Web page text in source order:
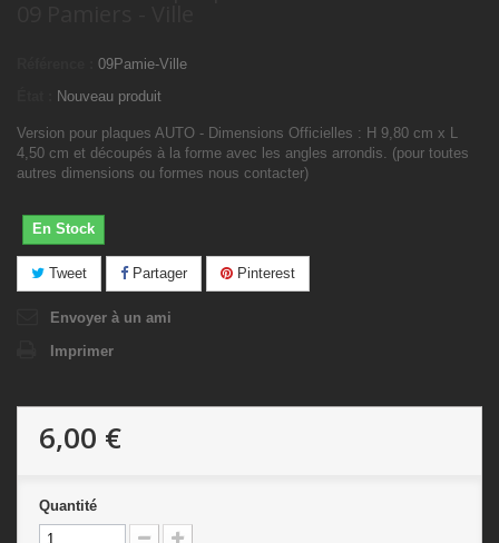
09Pamie-Ville
Nouveau produit
Version pour plaques AUTO - Dimensions Officielles : H 9,80 cm x L
4,50 cm et découpés à la forme avec les angles arrondis. (pour toutes
autres dimensions ou formes nous contacter)
En Stock
Tweet Partager Pinterest
Envoyer à un ami
Imprimer
6,00 €
Quantité